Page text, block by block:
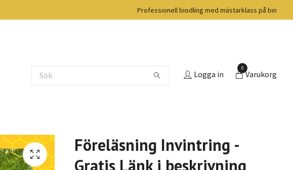
Professionell biodling med mästarklass på bin
Logga in
0
Varukorg
Föreläsning Invintring -
Gratis Länk i beskrivning